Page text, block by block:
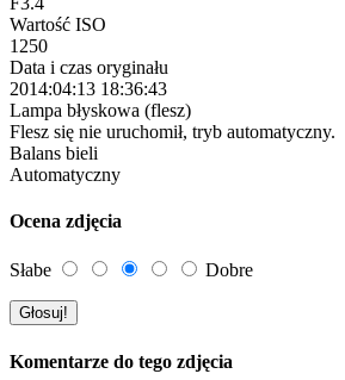
Wartość ISO
1250
Data i czas oryginału
2014:04:13 18:36:43
Lampa błyskowa (flesz)
Flesz się nie uruchomił, tryb automatyczny.
Balans bieli
Automatyczny
Ocena zdjęcia
Słabe Dobre
Komentarze do tego zdjęcia